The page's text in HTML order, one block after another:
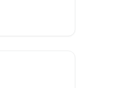
બટલરની